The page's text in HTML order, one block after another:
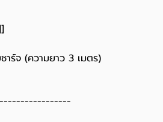
ร์จ (ความยาว 3 เมตร)